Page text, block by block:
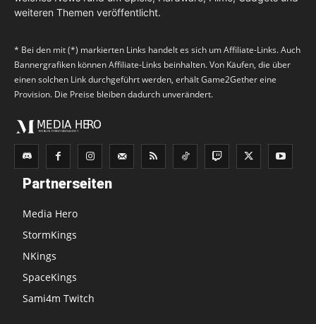
weiteren Themen veröffentlicht.
* Bei den mit (*) markierten Links handelt es sich um Affiliate-Links. Auch
Bannergrafiken können Affiliate-Links beinhalten. Von Käufen, die über
einen solchen Link durchgeführt werden, erhält Game2Gether eine
Provision. Die Preise bleiben dadurch unverändert.
Partnerseiten
Media Hero
StormKings
NKings
SpaceKings
Sami4m Twitch